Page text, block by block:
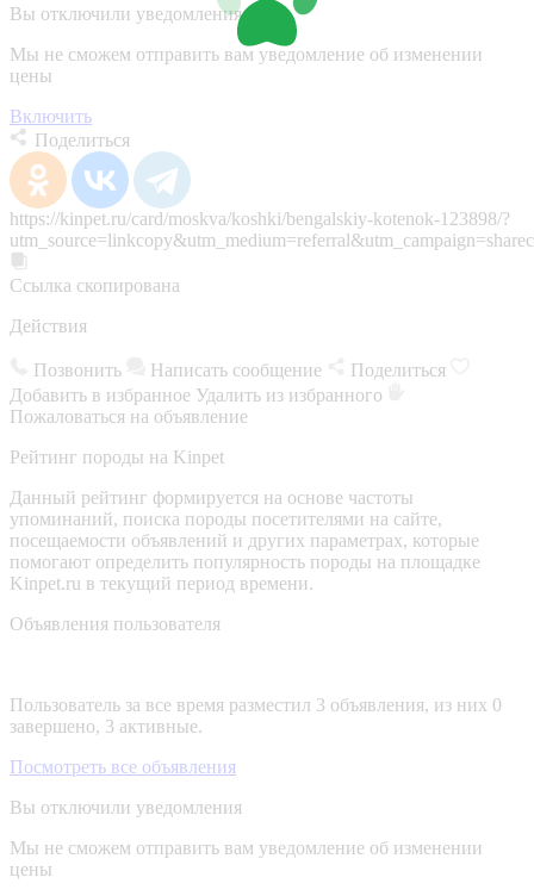
Вы отключили уведомления
Мы не сможем отправить вам уведомление об изменении
цены
Включить
Поделиться
https://kinpet.ru/card/moskva/koshki/bengalskiy-kotenok-123898/?
Ссылка скопирована
Действия
Позвонить Написать сообщение
Поделиться
Добавить в избранное Удалить из избранного
Пожаловаться на объявление
Рейтинг породы на Kinpet
Данный рейтинг формируется на основе частоты
упоминаний, поиска породы посетителями на сайте,
посещаемости объявлений и других параметрах, которые
помогают определить популярность породы на площадке
Kinpet.ru в текущий период времени.
Объявления пользователя
Пользователь за все время разместил 3 объявления, из них 0
завершено, 3 активные.
Посмотреть все объявления
Вы отключили уведомления
Мы не сможем отправить вам уведомление об изменении
цены